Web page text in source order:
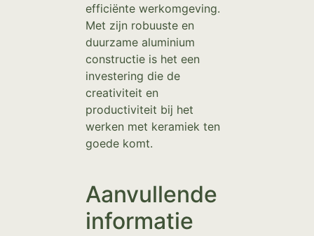
efficiënte werkomgeving.
Met zijn robuuste en
duurzame aluminium
constructie is het een
investering die de
creativiteit en
productiviteit bij het
werken met keramiek ten
goede komt.
Aanvullende
informatie